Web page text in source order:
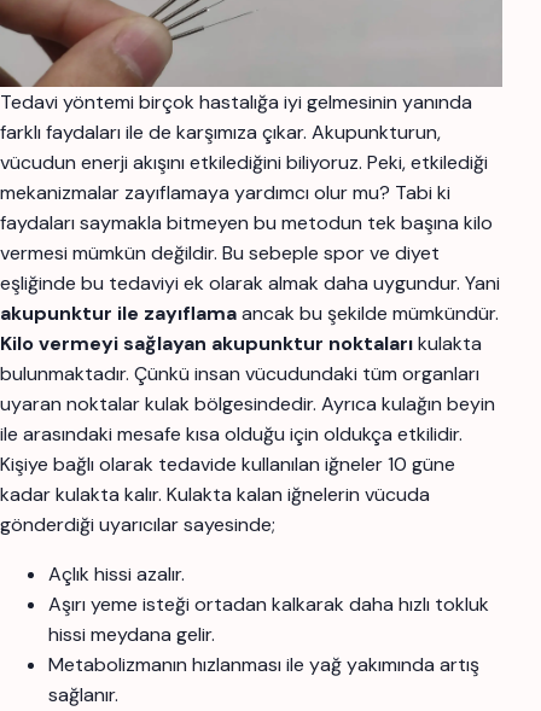
Tedavi yöntemi birçok hastalığa iyi gelmesinin yanında
farklı faydaları ile de karşımıza çıkar. Akupunkturun,
vücudun enerji akışını etkilediğini biliyoruz. Peki, etkilediği
mekanizmalar zayıflamaya yardımcı olur mu? Tabi ki
faydaları saymakla bitmeyen bu metodun tek başına kilo
vermesi mümkün değildir. Bu sebeple spor ve diyet
eşliğinde bu tedaviyi ek olarak almak daha uygundur. Yani
akupunktur ile zayıflamaancak bu şekilde mümkündür.
Kilo vermeyi sağlayan akupunktur noktalarıkulakta
bulunmaktadır. Çünkü insan vücudundaki tüm organları
uyaran noktalar kulak bölgesindedir. Ayrıca kulağın beyin
ile arasındaki mesafe kısa olduğu için oldukça etkilidir.
Kişiye bağlı olarak tedavide kullanılan iğneler 10 güne
kadar kulakta kalır. Kulakta kalan iğnelerin vücuda
gönderdiği uyarıcılar sayesinde;
Açlık hissi azalır.
Aşırı yeme isteği ortadan kalkarak daha hızlı tokluk
hissi meydana gelir.
Metabolizmanın hızlanması ile yağ yakımında artış
sağlanır.